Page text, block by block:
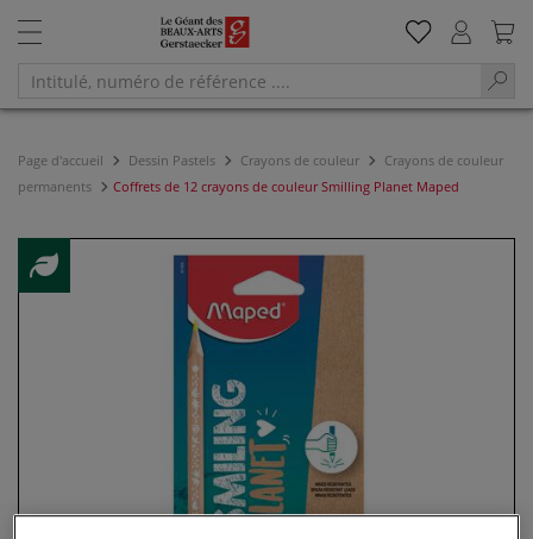
Page d'accueil Dessin Pastels Crayons de couleur
Crayons de couleur
permanents
Coffrets de 12 crayons de couleur Smilling Planet Maped